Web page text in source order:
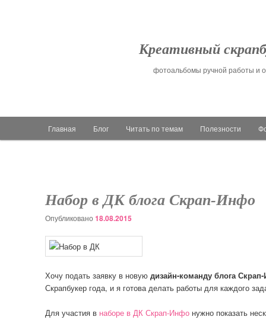
Креативный
фотоальбомы ручной работы и
Перейти к основному содержимому
Перейти к дополнительному содержимому
Главная Блог Читать по темам Полезности
Набор в ДК блога Скрап-Инфо
Опубликовано 18.08.2015
Хочу подать заявку в новую дизайн-команду блога
Скрапбукер года, и я готова делать работы для каждого
Для участия в наборе в ДК Скрап-Инфо нужно показать